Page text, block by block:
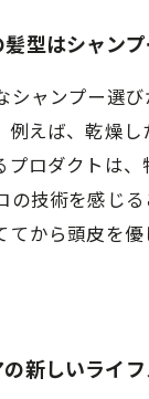
型はシャンプ
シャンプー選
例えば、乾燥
プロダクトは
の技術を感じ
てから頭皮を
新しいライ